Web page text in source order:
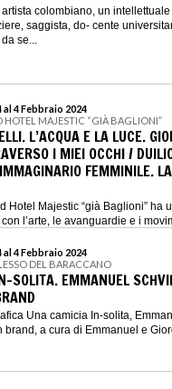
colombiano, un intellettuale
saggista, do- cente
se...
al 4 Febbraio 2024
HOTEL MAJESTIC “GIÀ BAGLIONI”
L’ACQUA E LA LUCE.
I MIEI OCCHI /
FEMMINILE. LA
Hotel Majestic “già Baglioni” ha
l’arte, le avanguardie e i
al 4 Febbraio 2024
DEL BARACCANO
SOLITA. EMMANUEL
Una camicia In-solita,
brand, a cura di Emmanuel e